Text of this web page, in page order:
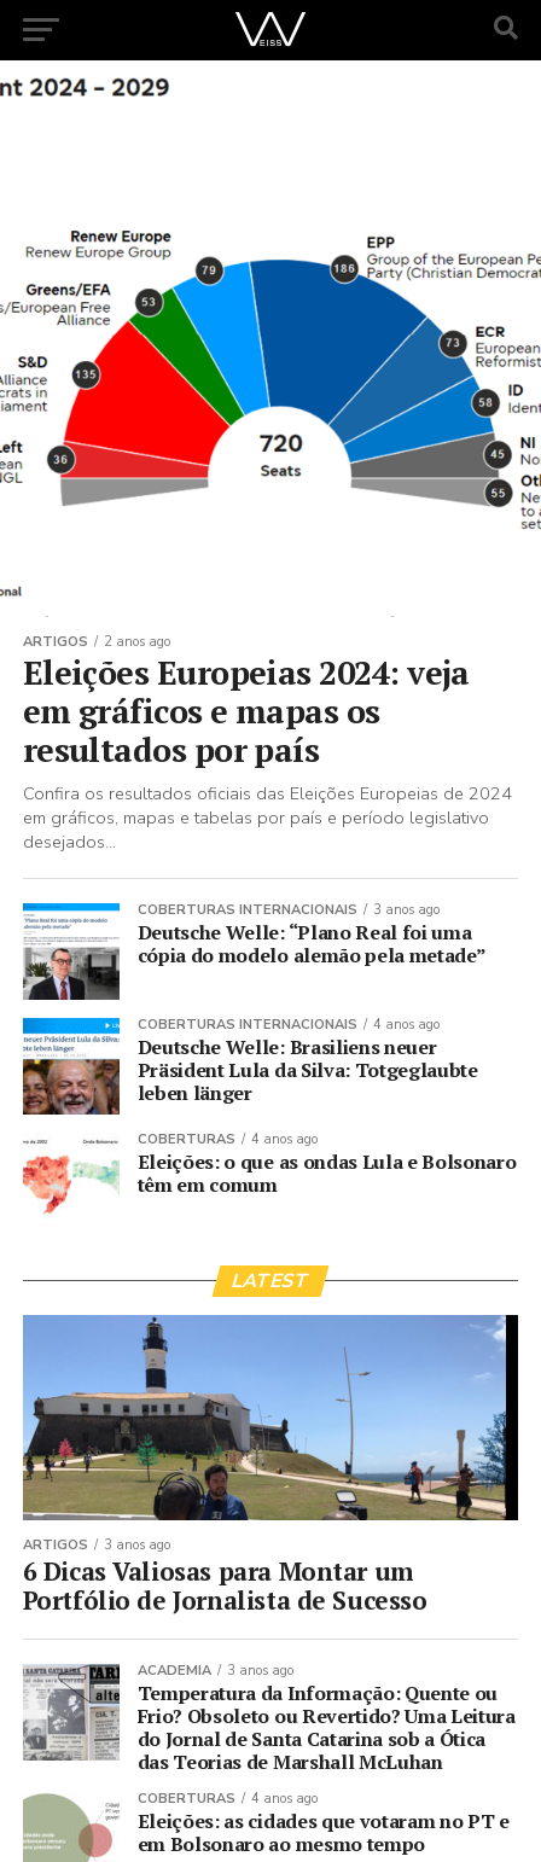
ARTIGOS 2 anos ago
Eleições Europeias 2024: veja
em gráficos e mapas os
resultados por país
Confira os resultados oficiais das Eleições Europeias de 2024
em gráficos, mapas e tabelas por país e período legislativo
desejados...
COBERTURAS INTERNACIONAIS 3 anos ago
Deutsche Welle: “Plano Real foi uma
cópia do modelo alemão pela metade”
COBERTURAS INTERNACIONAIS 4 anos ago
Deutsche Welle: Brasiliens neuer
Präsident Lula da Silva: Totgeglaubte
leben länger
COBERTURAS 4 anos ago
Eleições: o que as ondas Lula e Bolsonaro
têm em comum
LATEST
ARTIGOS 3 anos ago
6 Dicas Valiosas para Montar um
Portfólio de Jornalista de Sucesso
ACADEMIA 3 anos ago
Temperatura da Informação: Quente ou
Frio? Obsoleto ou Revertido? Uma Leitura
do Jornal de Santa Catarina sob a Ótica
das Teorias de Marshall McLuhan
COBERTURAS 4 anos ago
Eleições: as cidades que votaram no PT e
em Bolsonaro ao mesmo tempo